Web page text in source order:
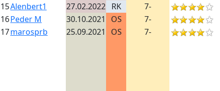
15Alenbert1 27.02.2022 RK
7-
16Peder M 30.10.2021 OS
7-
17marosprb 25.09.2021 OS 7-